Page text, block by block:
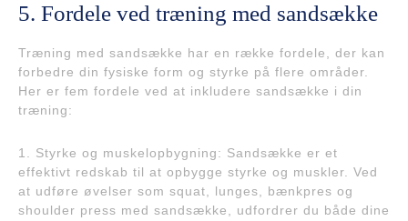
5. Fordele ved træning med sandsække
Træning med sandsække har en række fordele, der kan
forbedre din fysiske form og styrke på flere områder.
Her er fem fordele ved at inkludere sandsække i din
træning:
1. Styrke og muskelopbygning: Sandsække er et
effektivt redskab til at opbygge styrke og muskler. Ved
at udføre øvelser som squat, lunges, bænkpres og
shoulder press med sandsække, udfordrer du både dine